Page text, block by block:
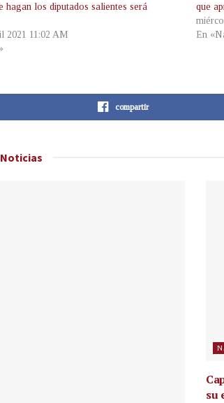
hagan los diputados salientes será
2021 11:02 AM
que
En
compartir
Noticias
su